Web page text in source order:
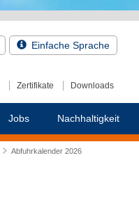
Einfache Sprache
Zertifikate Downloads
Jobs Nachhaltigkeit
Abfuhrkalender 2026